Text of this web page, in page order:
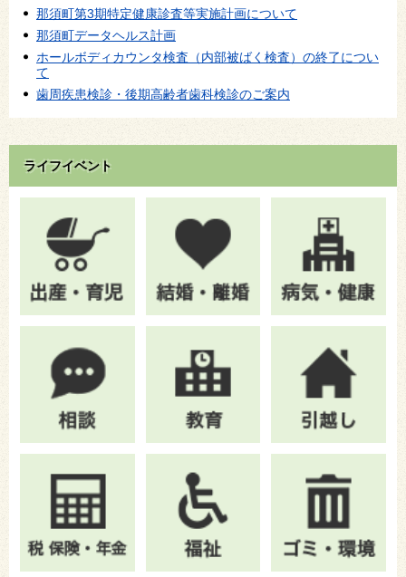
那須町第3期特定健康診査等実施計画について
那須町データヘルス計画
ホールボディカウンタ検査（内部被ばく検査）の終了につい
て
歯周疾患検診・後期高齢者歯科検診のご案内
ライフイベント